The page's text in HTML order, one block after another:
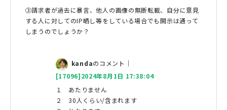
③請求者が過去に暴言、他人の画像の無断転載、自分に意見
する人に対してのIP晒し等をしている場合でも開示は通って
しまうのでしょうか？
kandaのコメント｜
[17096]2024年8月1日 17:38:04
１ あたりません
２ 30人くらい/含まれます